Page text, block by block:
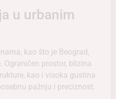
u urbanim
kao što je Beograd,
Ograničen prostor, blizina
kao i visoka gustina
pažnju i preciznost.